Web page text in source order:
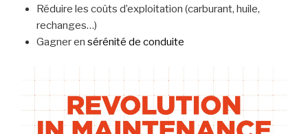
Réduire les coûts d’exploitation (carburant, huile,
rechanges…)
Gagner en sérénité de conduite